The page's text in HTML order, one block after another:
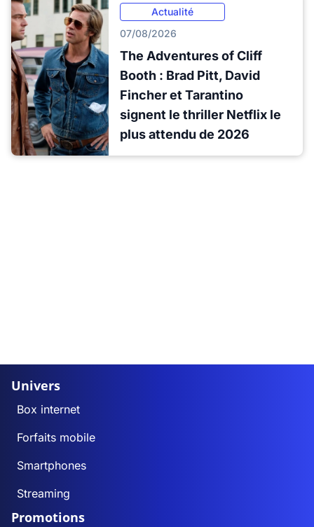
Actualité
07/08/2026
The Adventures of Cliff
Booth : Brad Pitt, David
Fincher et Tarantino
signent le thriller Netflix le
plus attendu de 2026
Univers
Box internet
Forfaits mobile
Smartphones
Streaming
Promotions